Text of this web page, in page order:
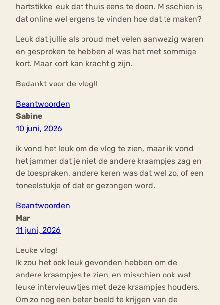
hartstikke leuk dat thuis eens te doen. Misschien is
dat online wel ergens te vinden hoe dat te maken?
Leuk dat jullie als proud met velen aanwezig waren
en gesproken te hebben al was het met sommige
kort. Maar kort kan krachtig zijn.
Bedankt voor de vlog!!
Beantwoorden
Sabine
10 juni, 2026
ik vond het leuk om de vlog te zien, maar ik vond
het jammer dat je niet de andere kraampjes zag en
de toespraken, andere keren was dat wel zo, of een
toneelstukje of dat er gezongen word.
Beantwoorden
Mar
11 juni, 2026
Leuke vlog!
Ik zou het ook leuk gevonden hebben om de
andere kraampjes te zien, en misschien ook wat
leuke intervieuwtjes met deze kraampjes houders.
Om zo nog een beter beeld te krijgen van de